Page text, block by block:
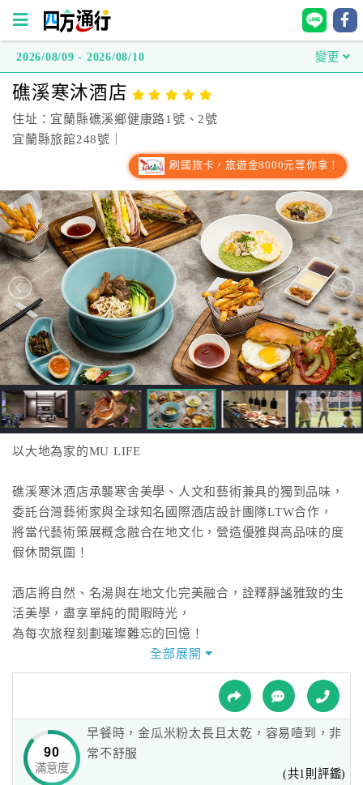
方
通
行
台
灣
訂
房
直
接
跟
飯
店
訂
HOT
特
色
宿
球
網
2026/08/09 - 2026/08/10 變更
礁溪寒沐酒店
住址：宜蘭縣礁溪鄉健康路1號、2號
宜蘭縣旅館248號｜
刷國旅卡，旅遊金8000元等你拿！
以大地為家的MU LIFE
礁溪寒沐酒店承襲寒舍美學、人文和藝術兼具的獨到品味，
委託台灣藝術家與全球知名國際酒店設計團隊LTW合作，
將當代藝術策展概念融合在地文化，營造優雅與高品味的度
假休閒氛圍！
酒店將自然、名湯與在地文化完美融合，詮釋靜謐雅致的生
活美學，盡享單純的閒暇時光，
為每次旅程刻劃璀璨難忘的回憶！
寒沐酒店與寒沐行館2棟建築體，共有6種房型，總數190
間。12至90坪舒適寬敞的空間，採簡約自然的設計風格，
每間客房都擁有獨立的溫泉浴池，其中，174間更具延伸露
台的設計，通透開闊的空間引入飽滿陽光，
全部展開
90
滿意度
早餐時，金瓜米粉太長且太乾，容易噎到，非
常不舒服
(共1則評鑑)